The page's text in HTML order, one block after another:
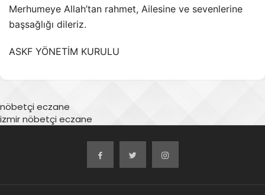
Merhumeye Allah’tan rahmet, Ailesine ve sevenlerine
başsağlığı dileriz.
ASKF YÖNETİM KURULU
nöbetçi eczane
izmir nöbetçi eczane